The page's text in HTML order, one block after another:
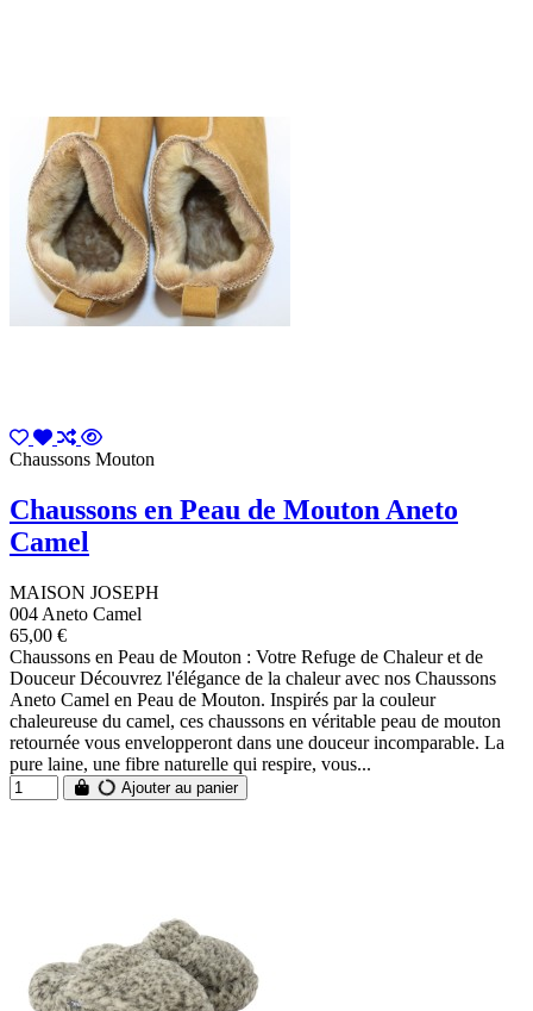
Chaussons Mouton
Chaussons en Peau de Mouton Aneto
Camel
MAISON JOSEPH
004 Aneto Camel
65,00 €
Chaussons en Peau de Mouton : Votre Refuge de Chaleur et de
Douceur Découvrez l'élégance de la chaleur avec nos Chaussons
Aneto Camel en Peau de Mouton. Inspirés par la couleur
chaleureuse du camel, ces chaussons en véritable peau de mouton
retournée vous envelopperont dans une douceur incomparable. La
pure laine, une fibre naturelle qui respire, vous...
Ajouter au panier